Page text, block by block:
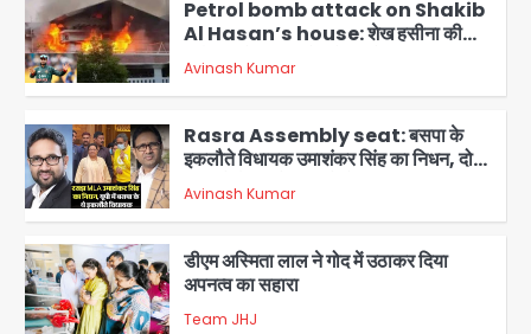
3
Petrol bomb attack on Shakib
Al Hasan’s house: शेख हसीना की
वर्चुअल प्रेस कॉन्फ्रेंस में जुड़ने पर भड़का
गुस्सा, शाकिब अल हसन के मगुरा स्थित घर पर
पेट्रोल बम से हमला
Avinash Kumar
4
Rasra Assembly seat: बसपा के
इकलौते विधायक उमाशंकर सिंह का निधन, दो
साल से कैंसर से जूझ रहे थे
Avinash Kumar
डीएम अस्मिता लाल ने गोद में उठाकर दिया
अपनत्व का सहारा
Team JHJ